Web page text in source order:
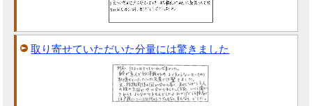
取り寄せていただいた分量には驚きました